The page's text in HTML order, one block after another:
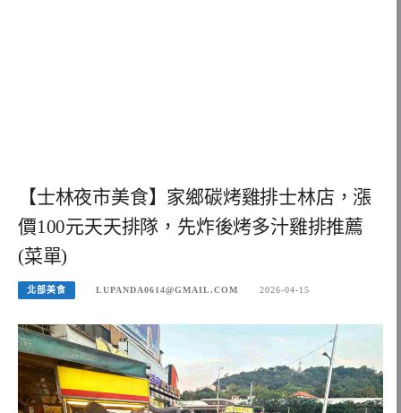
【士林夜市美食】家鄉碳烤雞排士林店，漲
價100元天天排隊，先炸後烤多汁雞排推薦
(菜單)
北部美食 LUPANDA0614@GMAIL.COM 2026-04-15